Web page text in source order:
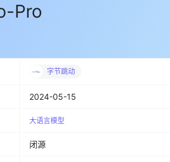
Pro
字节跳动
2024-05-15
大语言模型
闭源